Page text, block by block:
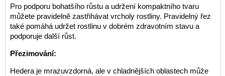
Pro podporu bohatšího růstu a udržení kompaktního tvaru
můžete pravidelně zastřihávat vrcholy rostliny. Pravidelný řez
také pomáhá udržet rostlinu v dobrém zdravotním stavu a
podporuje další růst.
Přezimování:
Hedera je mrazuvzdorná, ale v chladnějších oblastech může